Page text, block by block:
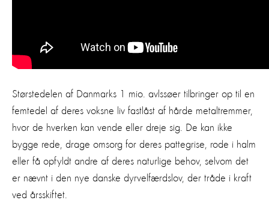
Størstedelen af Danmarks 1 mio. avlssøer tilbringer op til en
femtedel af deres voksne liv fastlåst af hårde metaltremmer,
hvor de hverken kan vende eller dreje sig. De kan ikke
bygge rede, drage omsorg for deres pattegrise, rode i halm
eller få opfyldt andre af deres naturlige behov, selvom det
er nævnt i den nye danske dyrvelfærdslov, der tråde i kraft
ved årsskiftet.